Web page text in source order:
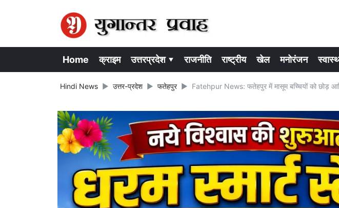
Home क्राइम उत्तरप्रदेश ▾ राजनीति राष्ट्रीय खेल मनोरंजन
Hindi News उत्तर-प्रदेश फतेहपुर Fatehpur News: फतेहपुर में मासूम बच्चियों को छोड़